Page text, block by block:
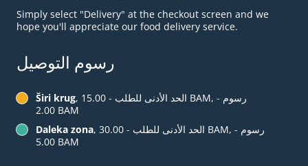
Simply select "Delivery" at the checkout screen and we
hope you'll appreciate our food delivery service.
رسوم التوصيل
Širi krug, الحد الأدنى للطلب - ‏15.00 BAM, رسوم -
‏2.00 BAM
Daleka zona, الحد الأدنى للطلب - ‏30.00 BAM, رسوم -
‏5.00 BAM